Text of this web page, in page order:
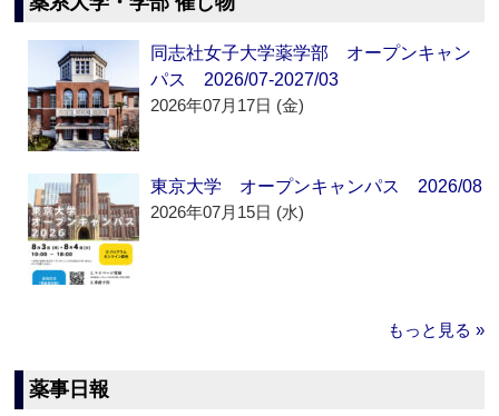
同志社女子大学薬学部 オープンキャン
パス 2026/07-2027/03
2026年07月17日 (金)
東京大学 オープンキャンパス 2026/08
2026年07月15日 (水)
もっと見る »
薬事日報